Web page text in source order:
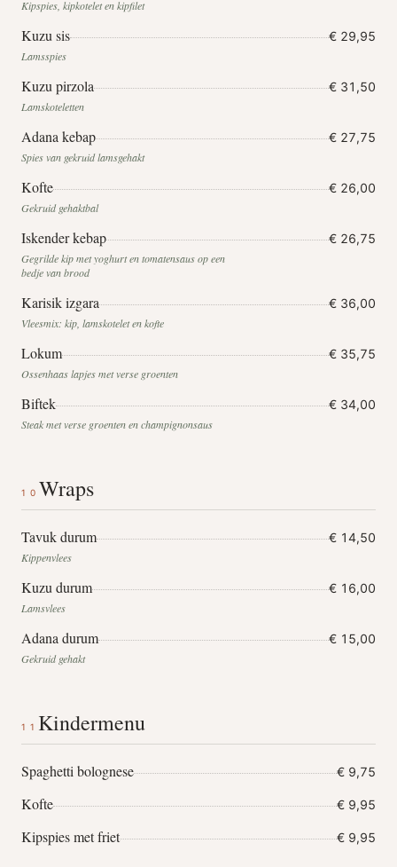
Kipspies, kipkotelet en kipfilet
Kuzu sis € 29,95
Lamsspies
Kuzu pirzola € 31,50
Lamskoteletten
Adana kebap € 27,75
Spies van gekruid lamsgehakt
Kofte € 26,00
Gekruid gehaktbal
Iskender kebap € 26,75
Gegrilde kip met yoghurt en tomatensaus op een
bedje van brood
Karisik izgara € 36,00
Vleesmix: kip, lamskotelet en kofte
Lokum € 35,75
Ossenhaas lapjes met verse groenten
Biftek € 34,00
Steak met verse groenten en champignonsaus
10 Wraps
Tavuk durum € 14,50
Kippenvlees
Kuzu durum € 16,00
Lamsvlees
Adana durum € 15,00
Gekruid gehakt
11 Kindermenu
Spaghetti bolognese € 9,75
Kofte € 9,95
Kipspies met friet € 9,95